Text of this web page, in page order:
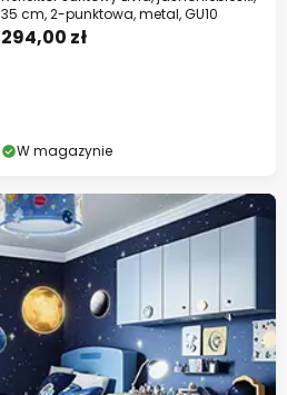
35 cm, 2-punktowa, metal, GU10
294,00 zł
W magazynie